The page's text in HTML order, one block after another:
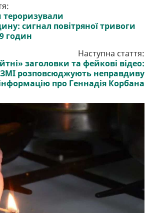
тероризували
сигнал повітряної тривоги
годин
Наступна стаття:
заголовки та фейкові відео:
розповсюджують неправдиву
про Геннадія Корбана